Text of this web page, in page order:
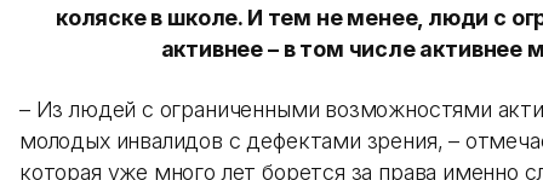
коляске в школе. И тем не менее, люди с
активнее – в том числе активнее
– Из людей с ограниченными возможностями
молодых инвалидов с дефектами зрения, –
которая уже много лет борется за права именно